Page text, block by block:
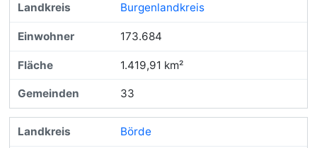
Burgenlandkreis
173.684
1.419,91 km²
33
Börde